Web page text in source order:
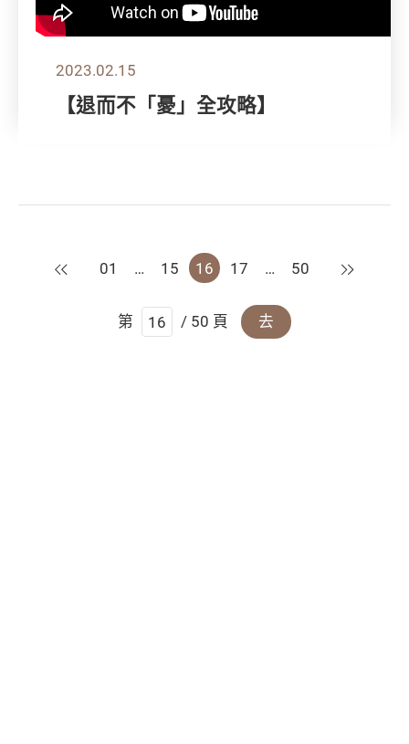
2023.02.15
【退而不「憂」全攻略】
上一頁
01 … 15 16 17 … 50 下一頁
第 / 50 頁 去